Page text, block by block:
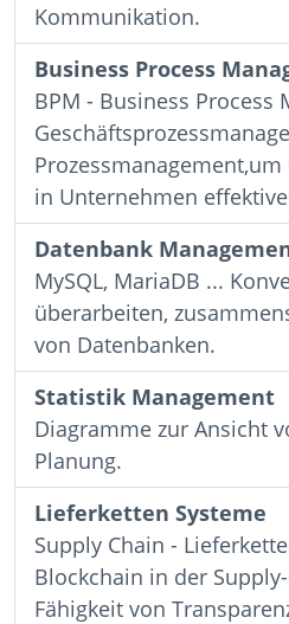
Kommunikation.
Business Process
BPM - Business Process
in Unternehmen
Datenbank
MySQL, MariaDB ...
überarbeiten,
von Datenbanken.
Statistik Management
Diagramme zur Ansicht
Planung.
Lieferketten Systeme
Supply Chain -
Blockchain in der
Fähigkeit von